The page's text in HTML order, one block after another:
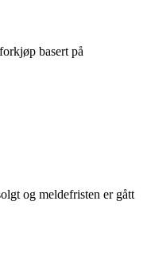
basert på
og meldefristen er gått